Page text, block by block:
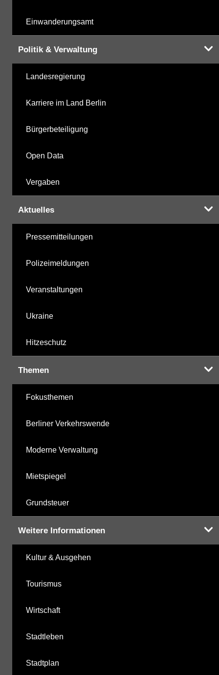
Einwanderungsamt
Politik & Verwaltung
Landesregierung
Karriere im Land Berlin
Bürgerbeteiligung
Open Data
Vergaben
Aktuelles
Pressemitteilungen
Polizeimeldungen
Veranstaltungen
Ukraine
Hitzeschutz
Themen
Fokusthemen
Berliner Verkehrswende
Moderne Verwaltung
Mietspiegel
Grundsteuer
Weitere Informationen
Kultur & Ausgehen
Tourismus
Wirtschaft
Stadtleben
Stadtplan